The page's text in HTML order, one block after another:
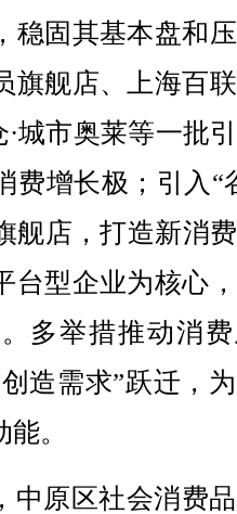
稳固其基本盘和
旗舰店、上海百
城市奥莱等一批
费增长极；引入“
舰店，打造新消
台型企业为核心
多举措推动消
造需求”跃迁，
。
原区社会消费